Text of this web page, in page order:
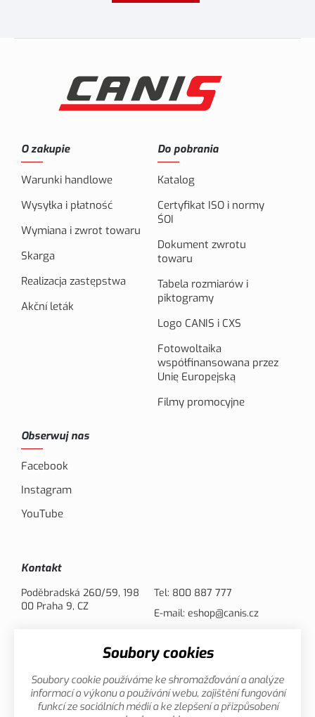
O zakupie
Warunki handlowe
Wysyłka i płatność
Wymiana i zwrot towaru
Skarga
Realizacja zastępstwa
Akční leták
Do pobrania
Katalog
Certyfikat ISO i normy
ŚOI
Dokument zwrotu
towaru
Tabela rozmiarów i
piktogramy
Logo CANIS i CXS
Fotowoltaika
współfinansowana przez
Unię Europejską
Filmy promocyjne
Obserwuj nas
Facebook
Instagram
YouTube
Kontakt
Poděbradská 260/59, 198
00 Praha 9, CZ
Tel: 800 887 777
E-mail: eshop@canis.cz
Soubory cookies
Soubory cookie používáme ke shromažďování a analýze
informací o výkonu a používání webu, zajištění fungování
funkcí ze sociálních médií a ke zlepšení a přizpůsobení